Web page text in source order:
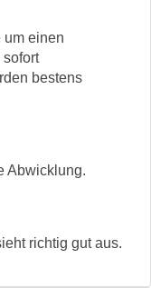
um einen
bestens
Abwicklung.
richtig gut aus.